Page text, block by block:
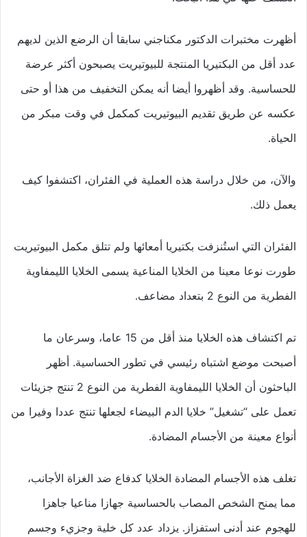
أظهرت مختبرات الدكتور مكناجني سابقا أن الرضع الذين لديهم
عدد أقل من البكتيريا المنتجة للبيوتيريت يصبحون أكثر عرضة
للحساسية. وقد أظهروا أيضا أنه يمكن التخفيف من هذا أو حتى
عكسه عن طريق تقديم البيوتيريت كمكمل في وقت مبكر من
الحياة.
والآن، من خلال دراسة هذه العملية في الفئران، اكتشفوا كيف
يعمل ذلك.
الفئران التي استُنزفت بكتيريا أمعائها ولم تتلق مكمل البيوتيريت
طورت نوعا معينا من الخلايا المناعية يسمى الخلايا الليمفاوية
الفطرية من النوع 2 بتعداد مضاعف.
تم اكتشاف هذه الخلايا منذ أقل من 15 عاما، وسرعان ما
أصبحت موضع اشتباه رئيسي في تطور الحساسية. أظهر
الباحثون أن الخلايا الليمفاوية الفطرية من النوع 2 تنتج جزيئات
تعمل على “تشغيل” خلايا الدم البيضاء لجعلها تنتج عددا وفيرا من
أنواع معينة من الأجسام المضادة.
تغلف هذه الأجسام المضادة الخلايا كدفاع ضد الغزاة الأجانب،
مما يمنح الشخص المصاب بالحساسية جهازا مناعيا جاهزا
للهجوم عند أدنى استفزاز. يزداد عدد كل خلية وجزيء وجسم